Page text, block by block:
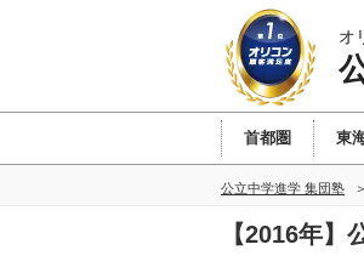
オ
首都圏 東
公立中学進学 集団塾
【2016年